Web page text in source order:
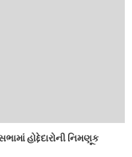
હોદ્દેદારોની નિમણૂક